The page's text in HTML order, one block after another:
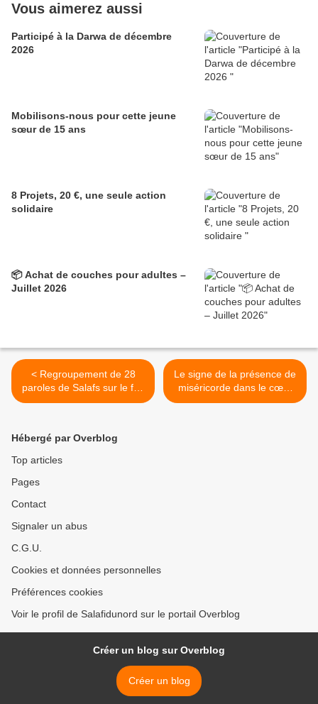
Vous aimerez aussi
Participé à la Darwa de décembre
2026
Mobilisons-nous pour cette jeune
sœur de 15 ans
8 Projets, 20 €, une seule action
solidaire
📦 Achat de couches pour adultes –
Juillet 2026
< Regroupement de 28
paroles de Salafs sur le fait
de tenir sa langue.
Le signe de la présence de
miséricorde dans le cœur
du serviteur >
Hébergé par Overblog
Top articles
Pages
Contact
Signaler un abus
C.G.U.
Cookies et données personnelles
Préférences cookies
Voir le profil de Salafidunord sur le portail Overblog
Créer un blog sur Overblog
Créer un blog